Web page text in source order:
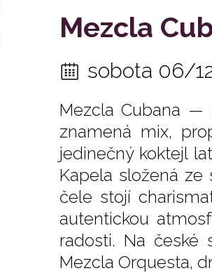
Mezcla
sobota 06/
Mezcla Cubana —
znamená mix,
jedinečný koktejl
Kapela složená
čele stojí
autentickou
radosti. Na české
Mezcla Orquesta,